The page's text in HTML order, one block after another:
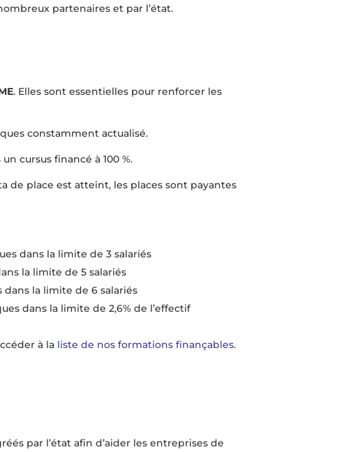
partenaires et par l’état.
. Elles sont essentielles pour renforcer les
constamment actualisé.
cursus financé à 100 %.
de place est atteint, les places sont payantes
dans la limite de 3 salariés
la limite de 5 salariés
la limite de 6 salariés
dans la limite de 2,6% de l’effectif
à la liste de nos formations finançables.
par l’état afin d’aider les entreprises de